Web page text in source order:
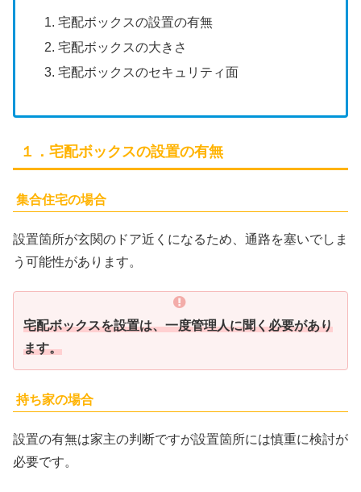
宅配ボックスの設置の有無
宅配ボックスの大きさ
宅配ボックスのセキュリティ面
１．宅配ボックスの設置の有無
集合住宅の場合
設置箇所が玄関のドア近くになるため、通路を塞いでしま
う可能性があります。
宅配ボックスを設置は、一度管理人に聞く必要があり
ます。
持ち家の場合
設置の有無は家主の判断ですが設置箇所には慎重に検討が
必要です。